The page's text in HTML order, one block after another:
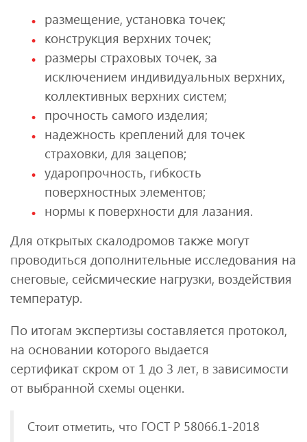
размещение, установка точек;
конструкция верхних точек;
размеры страховых точек, за
исключением индивидуальных верхних,
коллективных верхних систем;
прочность самого изделия;
надежность креплений для точек
страховки, для зацепов;
ударопрочность, гибкость
поверхностных элементов;
нормы к поверхности для лазания.
Для открытых скалодромов также могут
проводиться дополнительные исследования на
снеговые, сейсмические нагрузки, воздействия
температур.
По итогам экспертизы составляется протокол,
на основании которого выдается
сертификат скром от 1 до 3 лет, в зависимости
от выбранной схемы оценки.
Стоит отметить, что ГОСТ Р 58066.1-2018